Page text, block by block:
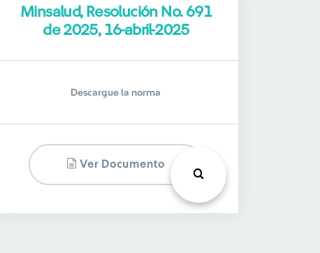
Minsalud, Resolución No. 691
de 2025, 16-abril-2025
Descargue la norma
Ver Documento